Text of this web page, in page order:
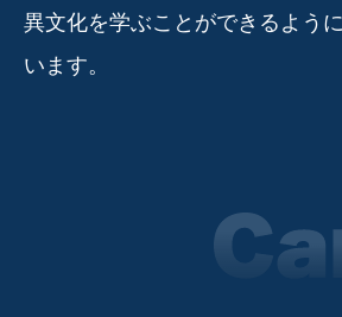
異文化を学ぶことができるよう
います。